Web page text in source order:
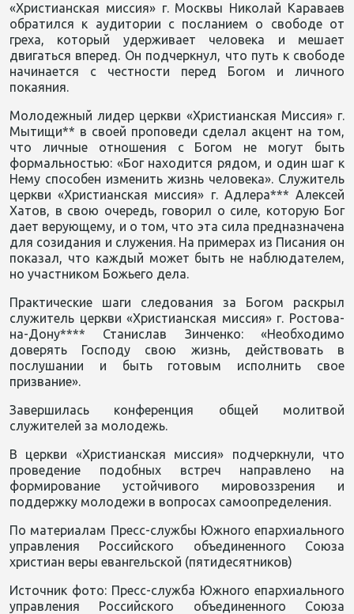
«Христианская миссия» г. Москвы Николай Караваев
обратился к аудитории с посланием о свободе от
греха, который удерживает человека и мешает
двигаться вперед. Он подчеркнул, что путь к свободе
начинается с честности перед Богом и личного
покаяния.
Молодежный лидер церкви «Христианская Миссия» г.
Мытищи** в своей проповеди сделал акцент на том,
что личные отношения с Богом не могут быть
формальностью: «Бог находится рядом, и один шаг к
Нему способен изменить жизнь человека». Служитель
церкви «Христианская миссия» г. Адлера*** Алексей
Хатов, в свою очередь, говорил о силе, которую Бог
дает верующему, и о том, что эта сила предназначена
для созидания и служения. На примерах из Писания он
показал, что каждый может быть не наблюдателем,
но участником Божьего дела.
Практические шаги следования за Богом раскрыл
служитель церкви «Христианская миссия» г. Ростова-
на-Дону**** Станислав Зинченко: «Необходимо
доверять Господу свою жизнь, действовать в
послушании и быть готовым исполнить свое
призвание».
Завершилась конференция общей молитвой
служителей за молодежь.
В церкви «Христианская миссия» подчеркнули, что
проведение подобных встреч направлено на
формирование устойчивого мировоззрения и
поддержку молодежи в вопросах самоопределения.
По материалам Пресс-службы Южного епархиального
управления Российского объединенного Союза
христиан веры евангельской (пятидесятников)
Источник фото: Пресс-служба Южного епархиального
управления Российского объединенного Союза